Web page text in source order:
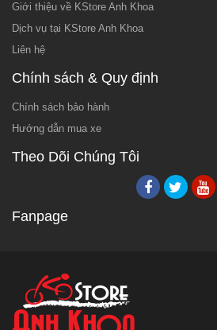
Giới thiệu về KStore Anh Khoa
Dịch vụ tại KStore Anh Khoa
Liên hệ
Chính sách & Quy định
Chính sách bảo hành
Hướng dẫn mua xe
Theo Dõi Chúng Tôi
Fanpage